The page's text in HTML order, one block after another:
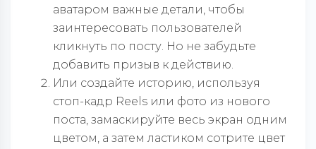
аватаром важные детали, чтобы
заинтересовать пользователей
кликнуть по посту. Но не забудьте
добавить призыв к действию.
Или создайте историю, используя
стоп-кадр Reels или фото из нового
поста, замаскируйте весь экран одним
цветом, а затем ластиком сотрите цвет